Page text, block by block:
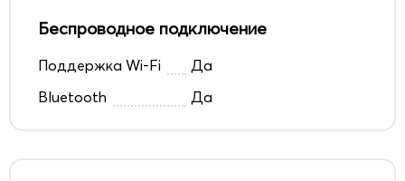
Беспроводное подключение
Поддержка Wi-Fi
Да
Bluetooth
Да